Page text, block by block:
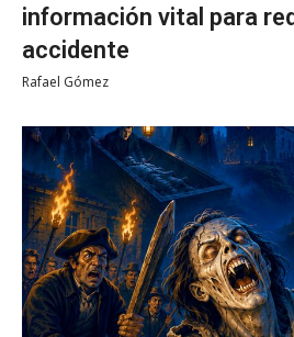
información vital para
accidente
Rafael Gómez